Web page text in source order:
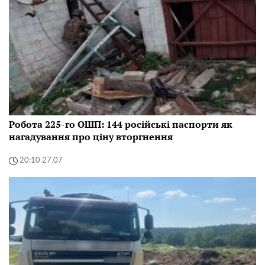
Робота 225-го ОШП: 144 російські паспорти як
нагадування про ціну вторгнення
20:10 27.07